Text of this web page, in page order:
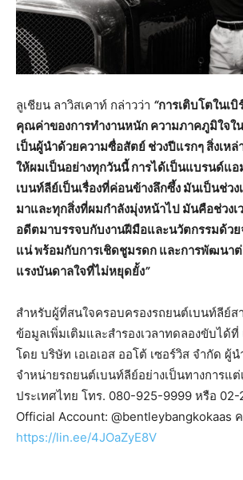
ลูเชียน ลาวิสเคาท์ กล่าวว่า “การเติบโตในเ
คุณค่าของการทำงานหนัก ความภาคภูมิใจใ
เป็นผู้นำด้วยความซื่อสัตย์ ช่วงปีแรกๆสิ่งเหล่
ให้ผมเป็นอย่างทุกวันนี้ การได้เป็นแบรนด์แอ
เบนท์ลีย์เป็นเรื่องที่ค่อนข้างลึกซึ้ง มันเป็นช่วง
มาและทุกสิ่งที่ผมกำลังมุ่งหน้าไป มันคือช่วงเ
อดีตมาบรรจบกับงานฝีมือและนวัตกรรมด้ว
แน่พร้อมกับการเชิดชูมรดก และการพัฒนาต่
แรงบันดาลใจที่ไม่หยุดยั้ง”
สำหรับผู้ที่สนใจครอบครองรถยนต์เบนท์ลีย์ส
ข้อมูลเพิ่มเติมและสำรองเวลาทดลองขับได้
โดย บริษัท เอเอเอส ออโต้ เซอร์วิส จำกัด ผู้
จำหน่ายรถยนต์เบนท์ลีย์อย่างเป็นทางการแต่
ประเทศไทย โทร. 080-925-9999 หรือ 02-
Official Account: @bentleybangkokaas
https://lin.ee/4JOaZyE8V